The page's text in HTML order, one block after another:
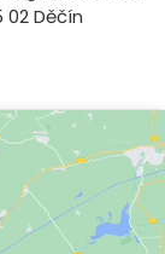
02 Děčín